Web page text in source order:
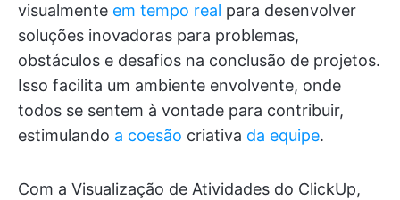
visualmente em tempo real para desenvolver
soluções inovadoras para problemas,
obstáculos e desafios na conclusão de projetos.
Isso facilita um ambiente envolvente, onde
todos se sentem à vontade para contribuir,
estimulando a coesão criativa da equipe.
Com a Visualização de Atividades do ClickUp,